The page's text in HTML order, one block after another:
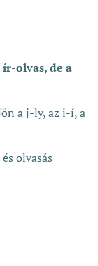
ír-olvas, de a
a j-ly, az i-í, a
olvasás